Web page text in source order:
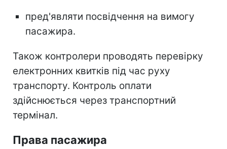
пред'являти посвідчення на вимогу
пасажира.
Також контролери проводять перевірку
електронних квитків під час руху
транспорту. Контроль оплати
здійснюється через транспортний
термінал.
Права пасажира